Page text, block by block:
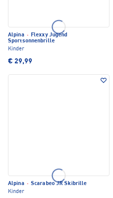
Alpina · Flexxy Jugend
Sportsonnenbrille
Kinder
€ 29,99
Alpina · Scarabeo JR Skibrille
Kinder